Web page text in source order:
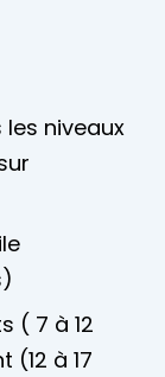
niveaux
( 7 à 12
à 17